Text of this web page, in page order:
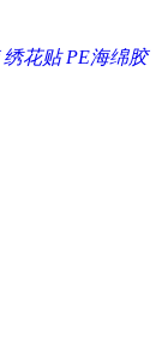
绣花贴 PE海绵胶